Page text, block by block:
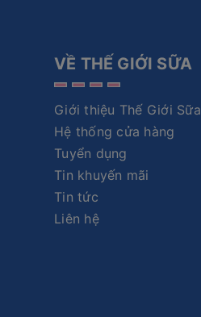
VỀ THẾ GIỚI SỮA
Giới thiệu Thế Giới Sữa
Hệ thống cửa hàng
Tuyển dụng
Tin khuyến mãi
Tin tức
Liên hệ